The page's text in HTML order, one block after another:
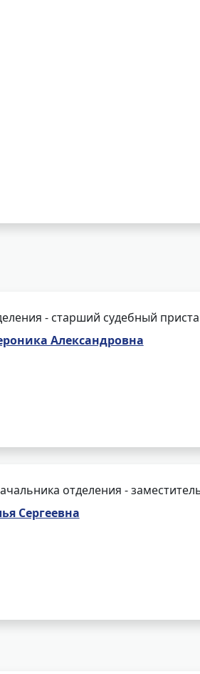
- старший судебный
Александровна
отделения -
Сергеевна